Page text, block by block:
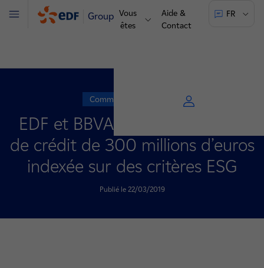
Groupe Vous
êtes
Aide &
Contact
FR
Menu
Communiqué de presse
EDF et BBVA signent une ligne
de crédit de 300 millions d’euros
indexée sur des critères ESG
Publié le 22/03/2019